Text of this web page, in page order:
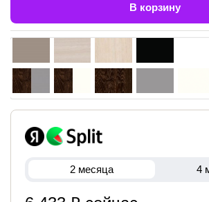
В корзину
2 месяца 4